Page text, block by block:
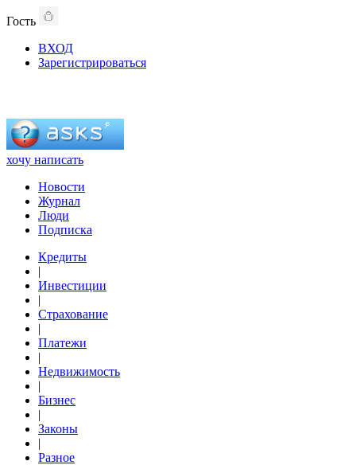
Гость
ВХОД
Зарегистрироваться
хочу написать
Новости
Журнал
Люди
Подписка
Кредиты
|
Инвестиции
|
Страхование
|
Платежи
|
Недвижимость
|
Бизнес
|
Законы
|
Разное